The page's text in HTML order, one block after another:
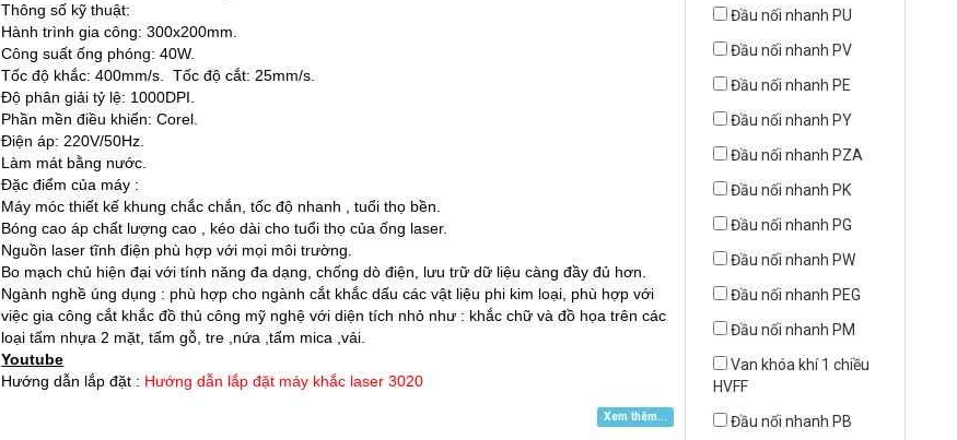
Thông số kỹ thuật:
Hành trình gia công: 300x200mm.
Công suất ống phóng: 40W.
Tốc độ khắc: 400mm/s. Tốc độ cắt: 25mm/s.
Độ phân giải tỷ lệ: 1000DPI.
Phần mền điều khiển: Corel.
Điện áp: 220V/50Hz.
Làm mát bằng nước.
Đặc điểm của máy :
Máy móc thiết kế khung chắc chắn, tốc độ nhanh , tuổi thọ bền.
Bóng cao áp chất lượng cao , kéo dài cho tuổi thọ của ống laser.
Nguồn laser tĩnh điện phù hợp với mọi môi trường.
Bo mạch chủ hiện đại với tính năng đa dạng, chống dò điện, lưu trữ dữ liệu càng đầy đủ hơn.
Ngành nghề úng dụng : phù hợp cho ngành cắt khắc dấu các vật liệu phi kim loại, phù hợp với
việc gia công cắt khắc đồ thủ công mỹ nghệ với diện tích nhỏ như : khắc chữ và đồ họa trên các
loại tấm nhựa 2 mặt, tấm gỗ, tre ,nứa ,tấm mica ,vải.
Youtube
Hướng dẫn lắp đặt : Hướng dẫn lắp đặt máy khắc laser 3020
Xem thêm...
Đầu nối nhanh PU
Đầu nối nhanh PV
Đầu nối nhanh PE
Đầu nối nhanh PY
Đầu nối nhanh PZA
Đầu nối nhanh PK
Đầu nối nhanh PG
Đầu nối nhanh PW
Đầu nối nhanh PEG
Đầu nối nhanh PM
Van khóa khí 1 chiều
HVFF
Đầu nối nhanh PB